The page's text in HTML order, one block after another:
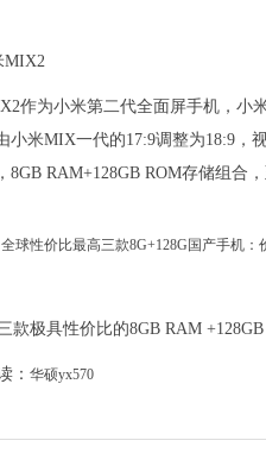
MIX2
作为小米第二代全面屏手机，小
小米MIX一代的17:9调整为18:9，
8GB RAM+128GB ROM存储组合
款极具性价比的8GB RAM
： 华硕yx570